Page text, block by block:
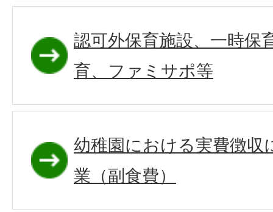
認可外保育施設、一時保
育、ファミサポ等
幼稚園における実費徴収
業（副食費）